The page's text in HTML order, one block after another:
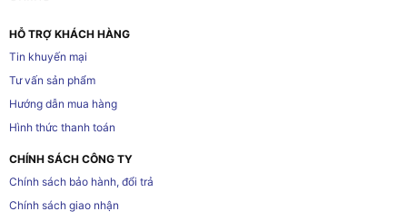
HỖ TRỢ KHÁCH HÀNG
Tin khuyến mại
Tư vấn sản phẩm
Hướng dẫn mua hàng
Hình thức thanh toán
CHÍNH SÁCH CÔNG TY
Chính sách bảo hành, đổi trả
Chính sách giao nhận